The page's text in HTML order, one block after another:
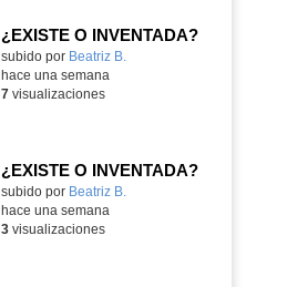
¿EXISTE O INVENTADA?
Contenido educativo.
subido por Beatriz B.
hace una semana
7visualizaciones
¿EXISTE O INVENTADA?
Contenido educativo.
subido por Beatriz B.
hace una semana
3visualizaciones